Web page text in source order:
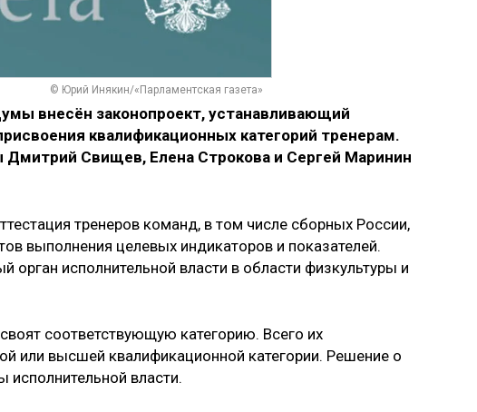
© Юрий Инякин/«Парламентская газета»
внесён законопроект, устанавливающий
квалификационных категорий тренерам.
Свищев, Елена Строкова и Сергей Маринин
тренеров команд, в том числе сборных России,
выполнения целевых индикаторов и показателей.
орган исполнительной власти в области физкультуры и
соответствующую категорию. Всего их
или высшей квалификационной категории. Решение о
исполнительной власти.